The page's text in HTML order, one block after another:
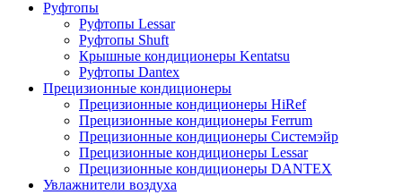
Руфтопы
Руфтопы Lessar
Руфтопы Shuft
Крышные кондиционеры Kentatsu
Руфтопы Dantex
Прецизионные кондиционеры
Прецизионные кондиционеры HiRef
Прецизионные кондиционеры Ferrum
Прецизионные кондиционеры Системэйр
Прецизионные кондиционеры Lessar
Прецизионные кондиционеры DANTEX
Увлажнители воздуха